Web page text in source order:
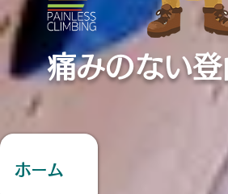
痛みのない登
ホーム